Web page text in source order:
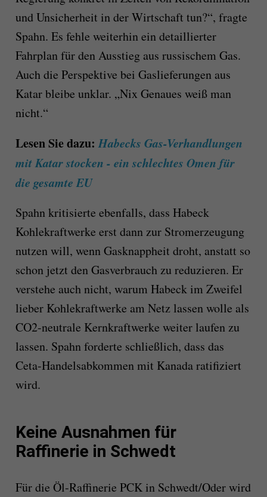
und Unsicherheit in der Wirtschaft tun?“, fragte
Spahn. Es fehle weiterhin ein detaillierter
Fahrplan für den Ausstieg aus russischem Gas.
Auch die Perspektive bei Gaslieferungen aus
Katar bleibe unklar. „Nix Genaues weiß man
nicht.“
Lesen Sie dazu:Habecks Gas-Verhandlungen
mit Katar stocken - ein schlechtes Omen für
die gesamte EU
Spahn kritisierte ebenfalls, dass Habeck
Kohlekraftwerke erst dann zur Stromerzeugung
nutzen will, wenn Gasknappheit droht, anstatt so
schon jetzt den Gasverbrauch zu reduzieren. Er
verstehe auch nicht, warum Habeck im Zweifel
lieber Kohlekraftwerke am Netz lassen wolle als
CO2-neutrale Kernkraftwerke weiter laufen zu
lassen. Spahn forderte schließlich, dass das
Ceta-Handelsabkommen mit Kanada ratifiziert
wird.
Keine Ausnahmen für
Raffinerie in Schwedt
Für die Öl-Raffinerie PCK in Schwedt/Oder wird